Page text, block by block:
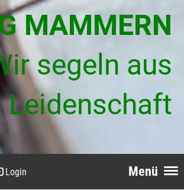
MAMMERN
segeln aus
Leidenschaft
Menü
Login